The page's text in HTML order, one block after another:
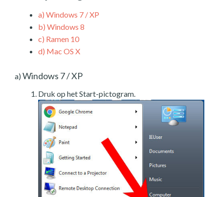
a) Windows 7 / XP
b) Windows 8
c) Ramen 10
d) Mac OS X
a) Windows 7 / XP
Druk op het Start-pictogram.